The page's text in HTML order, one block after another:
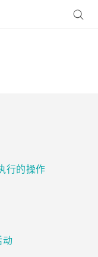
行的操作
动